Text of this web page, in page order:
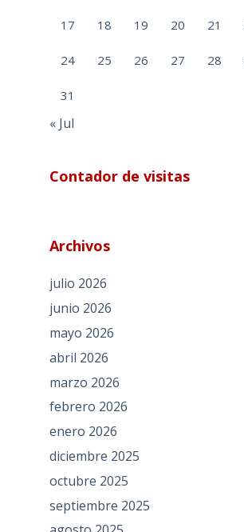
17 18 19 20 21
24 25 26 27 28
31
« Jul
Contador de visitas
Archivos
julio 2026
junio 2026
mayo 2026
abril 2026
marzo 2026
febrero 2026
enero 2026
diciembre 2025
octubre 2025
septiembre 2025